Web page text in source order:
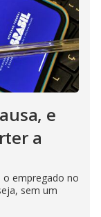
e
a
empregado no
sem um